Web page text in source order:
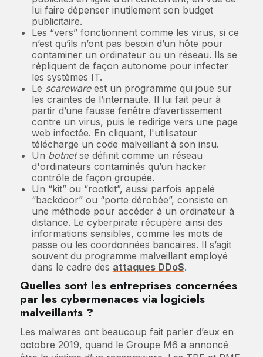
lui faire dépenser inutilement son budget
publicitaire.
Les “vers” fonctionnent comme les virus, si ce
n’est qu’ils n’ont pas besoin d’un hôte pour
contaminer un ordinateur ou un réseau. Ils se
répliquent de façon autonome pour infecter
les systèmes IT.
Le scarewareest un programme qui joue sur
les craintes de l’internaute. Il lui fait peur à
partir d’une fausse fenêtre d’avertissement
contre un virus, puis le redirige vers une page
web infectée. En cliquant, l'utilisateur
télécharge un code malveillant à son insu.
Un botnetse définit comme un réseau
d'ordinateurs contaminés qu’un hacker
contrôle de façon groupée.
Un “kit” ou “rootkit”, aussi parfois appelé
“backdoor” ou “porte dérobée”, consiste en
une méthode pour accéder à un ordinateur à
distance. Le cyberpirate récupère ainsi des
informations sensibles, comme les mots de
passe ou les coordonnées bancaires. Il s’agit
souvent du programme malveillant employé
dans le cadre des attaques DDoS.
Quelles sont les entreprises concernées
par les cybermenaces via logiciels
malveillants ?
Les malwares ont beaucoup fait parler d’eux en
octobre 2019, quand le Groupe M6 a annoncé